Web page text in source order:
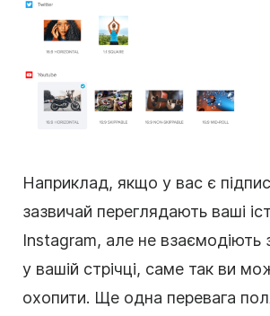
Наприклад, якщо у вас є
зазвичай переглядають ваші
Instagram, але не взаємодіють
у вашій стрічці, саме так ви
охопити. Ще одна перевага